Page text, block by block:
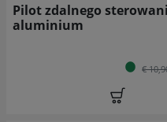
Pilot zdalnego
aluminium
€